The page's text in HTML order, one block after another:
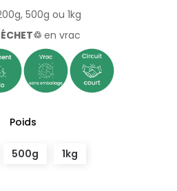
500g ou 1kg
en vrac
Poids
500g 1kg